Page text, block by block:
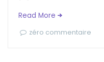
Read More
zéro commentaire